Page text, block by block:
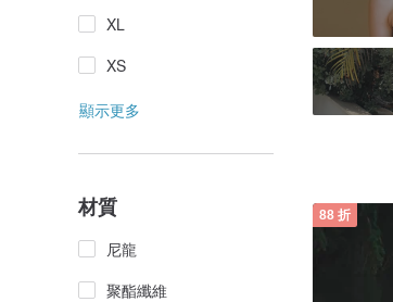
XL
XS
顯示更多
材質
尼龍
聚酯纖維
88 折